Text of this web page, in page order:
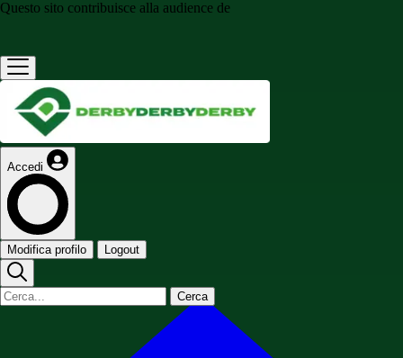
Questo sito contribuisce alla audience de
Accedi
Modifica profilo Logout
Cerca